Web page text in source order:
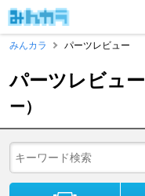
みんカラ
パーツレビュー
パーツレビュー
ー）